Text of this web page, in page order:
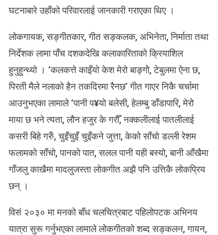
घटनाबारे उहाँको परिवारलाई जानकारी गराएका थिए ।
लोकगायक, सङ्गीतकार, गीत सङ्कलक, अभिनेता, निर्माता तथा
निर्देशक लामा पाँच दशकदेखि कलाकारिताको क्रियाशिल
हुनुहुन्थ्यो । ‘कलकत्ते काइँयो केश मेरो बाङ्गोे, टेबुलमा ऐना छ,
पिरती मैले नलाको हैन तकदिरमा रैनछ’ गीत गाएर निकै चर्चामा
आउनुभएका लामाले ‘पानी प¥यो बलेसी, हेलम्बु डाँडापारि, मेरो
माया छ भने त्यता, लौन हजुर के गरौँ, नक्कलीलाई पातलीलाई
कसरी बिहे गरुँ, चुइँचुइँ चुइँकने जुत्ता, केको साँचो डल्ली रेशम
फलामको साँचो, पानको पात, सलल पानी यही बस्यो, बानी आँखैमा
गाँजलु काखैमा मादलुजस्ता लोकगीत अझै पनि उत्तिकै लोकप्रिय
छन् ।
विसं २०३० मा मनको बाँध चलचित्रबाट पहिलोपटक अभिनय
यात्रा सुरू गर्नुभएका लामाले लोकगीतको शब्द सङ्कलन, गायन,